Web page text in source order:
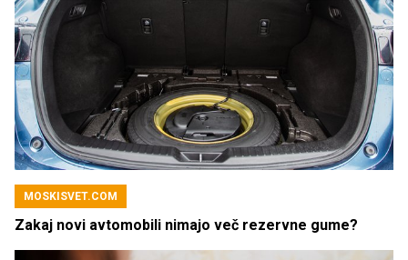
MOSKISVET.COM
Zakaj novi avtomobili nimajo več rezervne gume?